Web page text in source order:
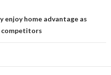
enjoy home advantage as
competitors